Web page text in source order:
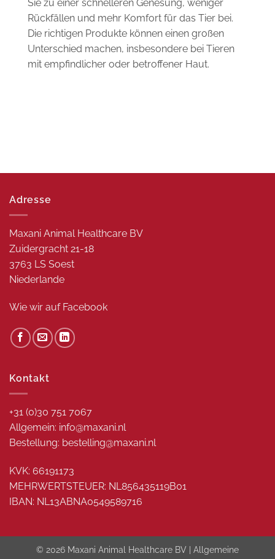
Sie zu einer schnelleren Genesung, weniger
Rückfällen und mehr Komfort für das Tier bei.
Die richtigen Produkte können einen großen
Unterschied machen, insbesondere bei Tieren
mit empfindlicher oder betroffener Haut.
Adresse
Maxani Animal Healthcare BV
Zuidergracht 21-18
3763 LS Soest
Niederlande
Wie wir auf Facebook
Kontakt
+31 (0)30 751 7067
Allgemein: info@maxani.nl
Bestellung: bestelling@maxani.nl
KVK: 66191173
MEHRWERTSTEUER: NL856435119B01
IBAN: NL13ABNA0549589716
© 2026 Maxani Animal Healthcare BV | Allgemeine